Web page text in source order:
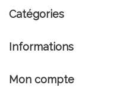
Catégories
Informations
Mon compte